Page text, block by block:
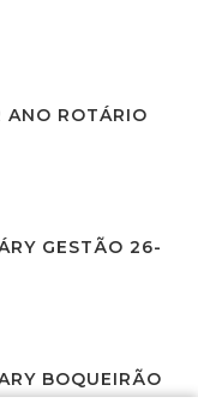
ANO ROTÁRIO
GESTÃO 26-
BOQUEIRÃO